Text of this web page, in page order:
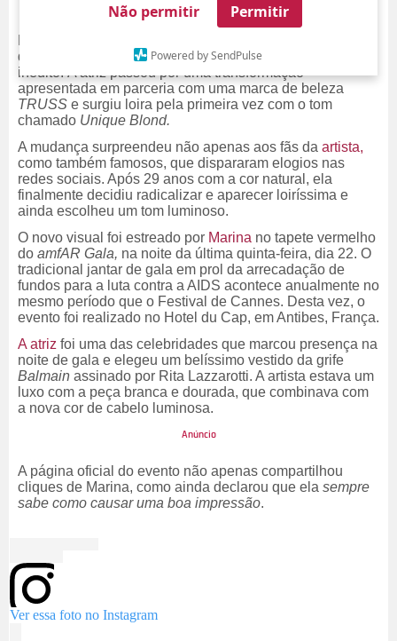
Não permitir Permitir
Powered by SendPulse
que eram a sua marca registrada, e surgiu com um visual
inédito. A atriz passou por uma transformação
apresentada em parceria com uma marca de beleza
TRUSS e surgiu loira pela primeira vez com o tom
chamado Unique Blond.
A mudança surpreendeu não apenas aos fãs da artista,
como também famosos, que dispararam elogios nas
redes sociais. Após 29 anos com a cor natural, ela
finalmente decidiu radicalizar e aparecer loiríssima e
ainda escolheu um tom luminoso.
O novo visual foi estreado por Marina no tapete vermelho
do amfAR Gala, na noite da última quinta-feira, dia 22. O
tradicional jantar de gala em prol da arrecadação de
fundos para a luta contra a AIDS acontece anualmente no
mesmo período que o Festival de Cannes. Desta vez, o
evento foi realizado no Hotel du Cap, em Antibes, França.
A atriz foi uma das celebridades que marcou presença na
noite de gala e elegeu um belíssimo vestido da grife
Balmain assinado por Rita Lazzarotti. A artista estava um
luxo com a peça branca e dourada, que combinava com
a nova cor de cabelo luminosa.
A página oficial do evento não apenas compartilhou
cliques de Marina, como ainda declarou que ela sempre
sabe como causar uma boa impressão.
Ver essa foto no Instagram